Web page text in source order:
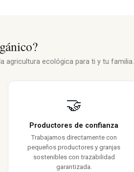
agricultura ecológica para ti y tu familia.
🤝
Productores de confianza
Trabajamos directamente con
pequeños productores y granjas
sostenibles con trazabilidad
garantizada.